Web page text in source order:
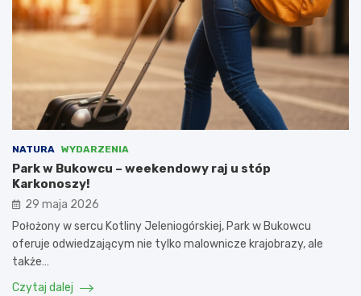
NATURA WYDARZENIA
Park w Bukowcu – weekendowy raj u stóp
Karkonoszy!
29 maja 2026
Położony w sercu Kotliny Jeleniogórskiej, Park w Bukowcu
oferuje odwiedzającym nie tylko malownicze krajobrazy, ale
także…
Czytaj dalej